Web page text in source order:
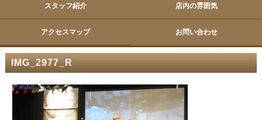
スタッフ紹介 店内の雰囲気
アクセスマップ お問い合わせ
IMG_2977_R